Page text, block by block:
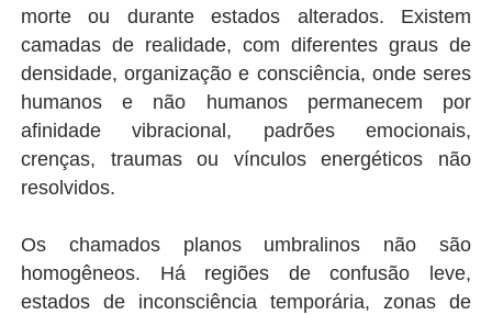
morte ou durante estados alterados. Existem
camadas de realidade, com diferentes graus de
densidade, organização e consciência, onde seres
humanos e não humanos permanecem por
afinidade vibracional, padrões emocionais,
crenças, traumas ou vínculos energéticos não
resolvidos.
Os chamados planos umbralinos não são
homogêneos. Há regiões de confusão leve,
estados de inconsciência temporária, zonas de